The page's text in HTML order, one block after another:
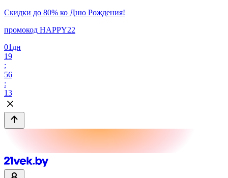
Скидки до 80% ко Дню Рождения!
промокод HAPPY22
01 дн
19
:
56
:
13